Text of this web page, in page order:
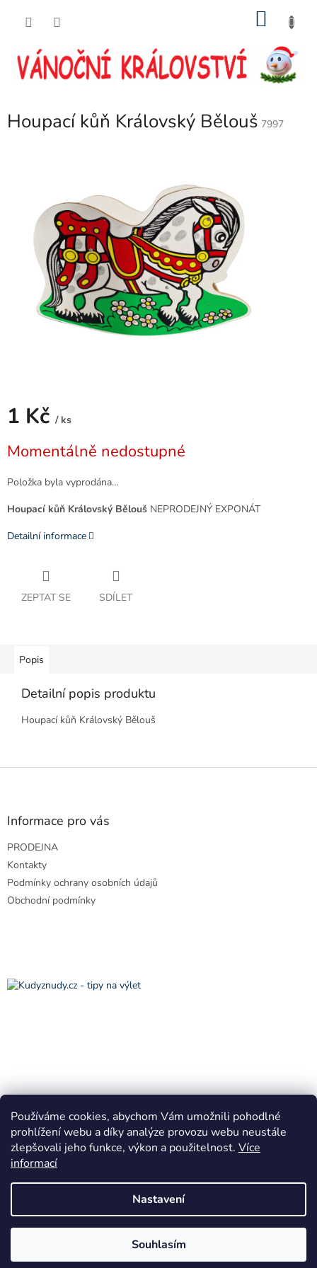
Používáme cookies, abychom Vám umožnili pohodlné
prohlížení webu a díky analýze provozu webu neustále
zlepšovali jeho funkce, výkon a použitelnost. Více
informací
Nastavení
Souhlasím
Houpací kůň Královský Bělouš 7997
1 Kč / ks
cena:
Momentálně nedostupné
Položka byla vyprodána…
Houpací kůň Královský Bělouš NEPRODEJNÝ EXPONÁT
Detailní informace
ZEPTAT SE SDÍLET
Popis
Detailní popis produktu
Houpací kůň Královský Bělouš
Z
Informace pro vás
PRODEJNA
Kontakty
Podmínky ochrany osobních údajů
Obchodní podmínky
Copyright 2026VÁNOČNÍ KRÁLOVSTVÍ Horní Bradlo. Všechna
práva vyhrazena.